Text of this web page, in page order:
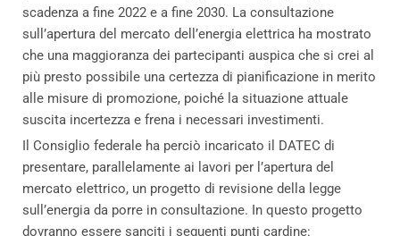
scadenza a fine 2022 e a fine 2030. La consultazione
sull’apertura del mercato dell’energia elettrica ha mostrato
che una maggioranza dei partecipanti auspica che si crei al
più presto possibile una certezza di pianificazione in merito
alle misure di promozione, poiché la situazione attuale
suscita incertezza e frena i necessari investimenti.
Il Consiglio federale ha perciò incaricato il DATEC di
presentare, parallelamente ai lavori per l’apertura del
mercato elettrico, un progetto di revisione della legge
sull’energia da porre in consultazione. In questo progetto
dovranno essere sanciti i seguenti punti cardine: